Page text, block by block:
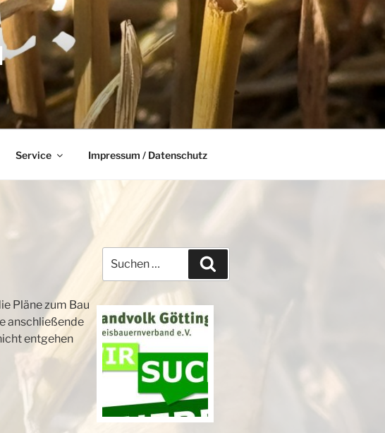
Service Impressum / Datenschutz
Pläne zum Bau
anschließende
entgehen
nach: